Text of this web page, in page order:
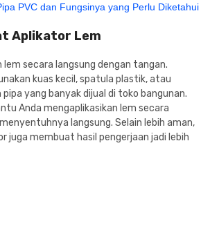
PVC dan Fungsinya yang Perlu Diketahui
Aplikator Lem
lem secara langsung dengan tangan.
kuas kecil, spatula plastik, atau
yang banyak dijual di toko bangunan.
Anda mengaplikasikan lem secara
langsung. Selain lebih aman,
juga membuat hasil pengerjaan jadi lebih